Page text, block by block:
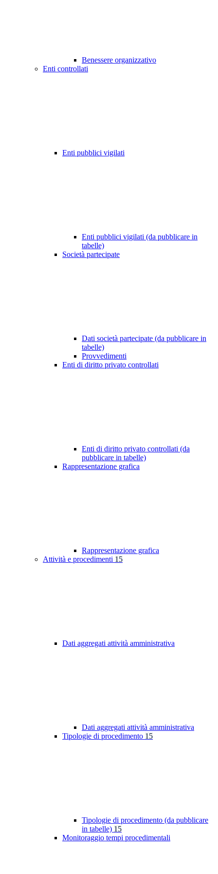
Benessere organizzativo
Enti controllati
Enti pubblici vigilati
Enti pubblici vigilati (da pubblicare in
tabelle)
Società partecipate
Dati società partecipate (da pubblicare in
tabelle)
Provvedimenti
Enti di diritto privato controllati
Enti di diritto privato controllati (da
pubblicare in tabelle)
Rappresentazione grafica
Rappresentazione grafica
Attività e procedimenti 15
Dati aggregati attività amministrativa
Dati aggregati attività amministrativa
Tipologie di procedimento 15
Tipologie di procedimento (da pubblicare
in tabelle) 15
Monitoraggio tempi procedimentali